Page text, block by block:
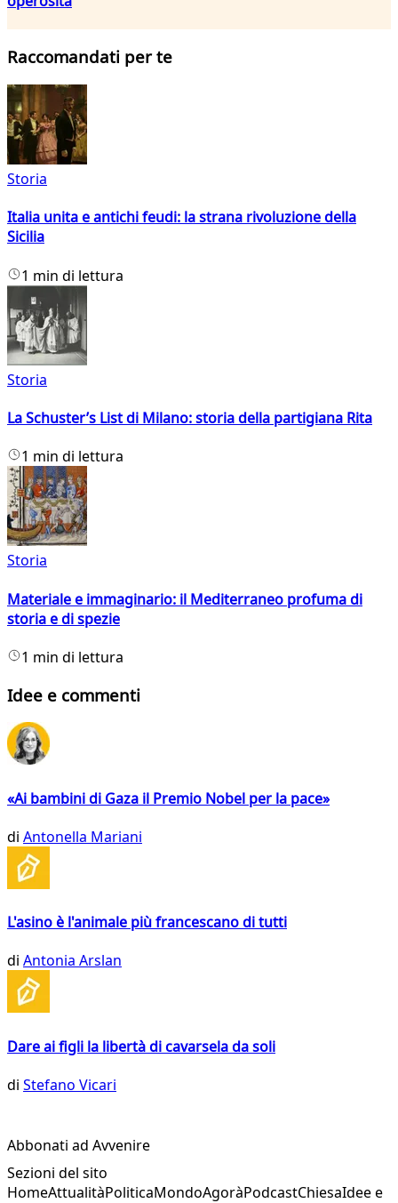
Raccomandati per te
Storia
Italia unita e antichi feudi: la strana rivoluzione della
Sicilia
1 min di lettura
Storia
La Schuster’s List di Milano: storia della partigiana Rita
1 min di lettura
Storia
Materiale e immaginario: il Mediterraneo profuma di
storia e di spezie
1 min di lettura
Idee e commenti
«Ai bambini di Gaza il Premio Nobel per la pace»
di Antonella Mariani
L'asino è l'animale più francescano di tutti
di Antonia Arslan
Dare ai figli la libertà di cavarsela da soli
di Stefano Vicari
Abbonati ad Avvenire
Sezioni del sito
HomeAttualitàPoliticaMondoAgoràPodcastChiesaIdee e